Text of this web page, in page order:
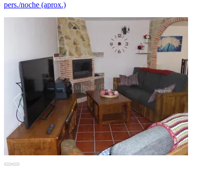
pers./noche (aprox.)